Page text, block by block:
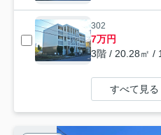
302
7万円
3階 / 20.28㎡ /
すべて見る